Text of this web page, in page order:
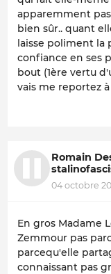
apparemment
bien sûr.. quant
laisse poliment la
confiance en ses
bout (1ère vertu
vais me reportez à
Romain
04 octobre
En gros Madame
Zemmour pas
parcequ'elle
connaissant pas